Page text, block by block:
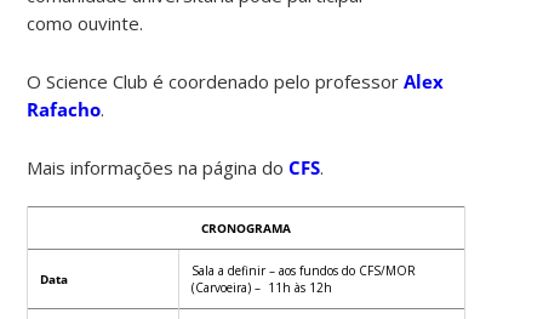
como ouvinte.
O Science Club é coordenado pelo professorAlex
Rafacho.
Mais informações na página doCFS.
CRONOGRAMA
Data
Sala a definir – aos fundos do CFS/MOR
(Carvoeira) – 11h às 12h